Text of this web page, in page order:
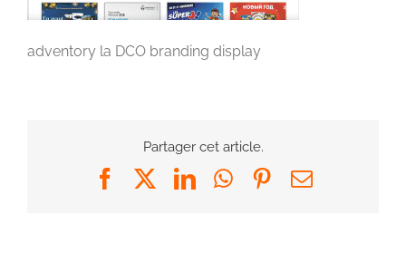
adventory la DCO branding display
Partager cet article.
FacebookLinkedInWhatsApp
Pinterest
Email